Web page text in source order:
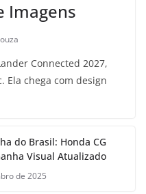
Imagens
Connected 2027,
Ela chega com design
do Brasil: Honda CG
Visual Atualizado
de 2025